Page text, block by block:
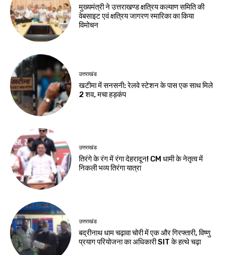
मुख्यमंत्री ने उत्तराखण्ड क्षत्रिय कल्याण समिति की
वेबसाइट एवं क्षत्रिय जागरण स्मारिका का किया
विमोचन
उत्तराखंड
खटीमा में सनसनी: रेलवे स्टेशन के पास एक साथ मिले
2 शव, मचा हड़कंप
उत्तराखंड
तिरंगे के रंग में रंगा देहरादून! CM धामी के नेतृत्व में
निकली भव्य तिरंगा यात्रा
उत्तराखंड
बद्रीनाथ धाम चढ़ावा चोरी में एक और गिरफ्तारी, विष्णु
प्रयाग परियोजना का अधिकारी SIT के हत्थे चढ़ा